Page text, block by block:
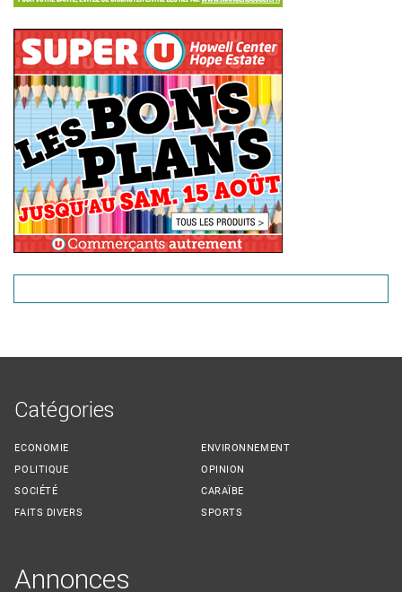
Catégories
ECONOMIE
POLITIQUE
SOCIÉTÉ
FAITS DIVERS
ENVIRONNEMENT
OPINION
CARAÏBE
SPORTS
Annonces